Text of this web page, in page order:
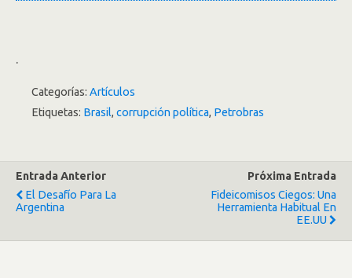
.
Categorías: Artículos
Etiquetas: Brasil, corrupción política, Petrobras
Entrada Anterior
El Desafío Para La
Argentina
Próxima Entrada
Fideicomisos Ciegos: Una
Herramienta Habitual En
EE.UU